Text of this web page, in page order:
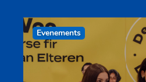
Evenements